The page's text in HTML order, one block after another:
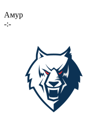
Амур
-:-